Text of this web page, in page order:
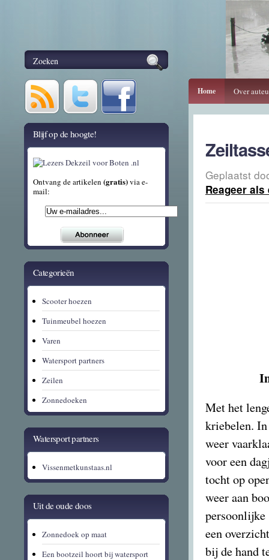
Home Over
Geplaatst
Reageer
Met het
kriebelen.
weer
voor een
tocht op
weer aan
persoonlijke
een
bij de hand
Blijf op de hoogte!
Ontvang de artikelen (gratis)via e-
mail:
Categorieën
Scooter hoezen
Tuinmeubel hoezen
Varen
Watersport partners
Zeilen
Zonnedoeken
Watersport partners
Vissenmetkunstaas.nl
Uit de oude doos
Zonnedoek op maat
Een bootzeil hoort bij watersport